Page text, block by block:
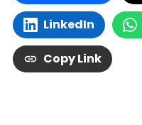
LinkedIn
Copy Link